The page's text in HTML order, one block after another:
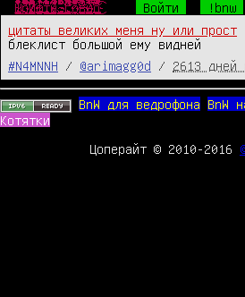
Ш̴̴̜̥͍͕̼̙̱͙͎͍̘̀̐̔́̾̃͒̈̔̎́́͜р̧̛̺͖͖̯̖ͧͤ͋̅̽ͧ̈̐̽̆̐͋ͤͦͬ͛̃̑͞͞и̒ͥͤͯ͂ͣ̐̉̑ͫ̉̑҉̛͏̸̻͕͇͚̤͕̯̱̳͉ͅф̴̴̡̟̞͙̙̻͍̦͔̤̞̔̓́̍͗̚͢͞ͅт̨̐ͫ̂͊̄̃ͥͪ͏̫̺͍̞̼͈̩̥̜͔͜͜ы̸̴̱̺̼̠̦͍͍͍̱̖͔̖̱͉̅͑͌͒ͫ͒̀ͥ͐ͤ̅͘̕.̵̴̡̭̼̮͖͈̙͖͖̲̮̬͍͙̼̯̦̮̮ͦ̆̀̑̌ͮͧͣͯ̔̂́͟г͌ͮ̏̈͂ͯ̚҉̛̙̬̘̲̗͇͕̠̙͙̼̩͚̀͘͞ͅо̷̥̯̘̓ͤ̽͒̋̉̀̂̄̒̓̊ͨ͛́̌ͤ̂̀͠в̶̒͒̓̏̓̚҉̛̙̘̺̰̮̼̟̼̥̟̘̠̜͜н̸̷̸̲̝͈͙̰̟̻̟̰̜̟̗͎̻̻͍̿̔̃ͨ͑о̔̀̋ͫ̇̿̐ͫ͌͗ͩ҉̨̜̙̙͈͍̮̮̼̙̘̞̕͜͡ Войти !bnw
цитаты великих меня ну или прост
блеклист большой ему видней
#N4MNNH
/ @arimagg0d / 2613 дней
BnW для ведрофона BnW
Котятки
Цоперайт © 2010-2016